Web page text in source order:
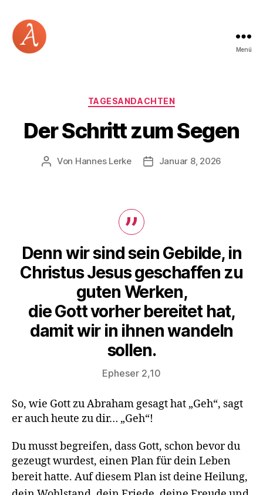
Menü
Kategorien
TAGESANDACHTEN
Der Schritt zum Segen
Beitragsautor
Von Hannes Lerke Beitragsdatum
Januar 8, 2026
Denn wir sind sein Gebilde, in
Christus Jesus geschaffen zu
guten Werken,
die Gott vorher bereitet hat,
damit wir in ihnen wandeln
sollen.
Epheser 2,10
So, wie Gott zu Abraham gesagt hat „Geh“, sagt
er auch heute zu dir… „Geh“!
Du musst begreifen, dass Gott, schon bevor du
gezeugt wurdest, einen Plan für dein Leben
bereit hatte. Auf diesem Plan ist deine Heilung,